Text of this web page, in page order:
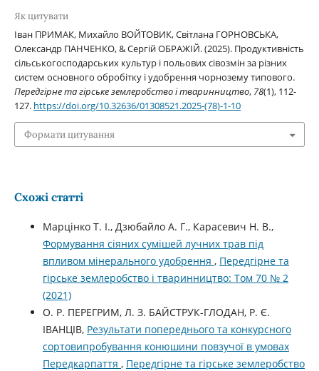
Як цитувати
Іван ПРИМАК, Михайло ВОЙТОВИК, Світлана ГОРНОВСЬКА,
Олександр ПАНЧЕНКО, & Сергій ОБРАЖІЙ. (2025). Продуктивність
сільськогосподарських культур і польових сівозмін за різних
систем основного обробітку і удобрення чорнозему типового.
Передгірне та гірське землеробство і тваринництво, 78(1), 112-
127. https://doi.org/10.32636/01308521.2025-(78)-1-10
Формати цитування
Схожі статті
Марцінко Т. І., Дзюбайло А. Г., Карасевич Н. В.,
Формування сіяних сумішей лучних трав під
впливом мінерального удобрення , Передгірне та
гірське землеробство і тваринництво: Том 70 № 2
(2021)
О. Р. ПЕРЕГРИМ, Л. З. БАЙСТРУК-ГЛОДАН, Р. Є.
ІВАНЦІВ, Результати попереднього та конкурсного
сортовипробування конюшини повзучої в умовах
Передкарпаття , Передгірне та гірське землеробство